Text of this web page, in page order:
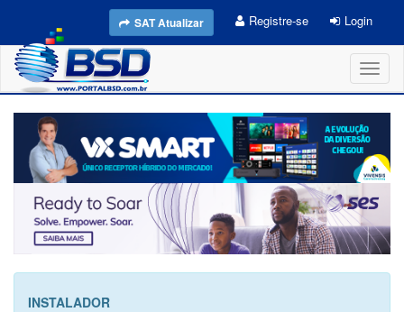
SAT Atualizar Registre-se Login
INSTALADOR